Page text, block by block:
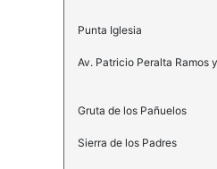
Punta Iglesia
Av. Patricio Peralta Ramos
Gruta de los Pañuelos
Sierra de los Padres